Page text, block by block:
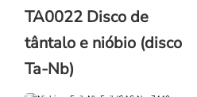
TA0022 Disco de
tântalo e nióbio (disco
Ta-Nb)